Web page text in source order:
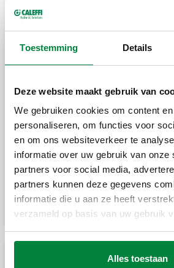
Toestemming Details
Deze website maakt gebruik van
We gebruiken cookies om content
personaliseren, om functies voor
en om ons websiteverkeer te
informatie over uw gebruik van onze
partners voor social media,
partners kunnen deze gegevens
informatie die u aan ze heeft
verzameld op basis van uw gebruik
Alles toestaan
Drukverschilregelaar.
Voorinstelbare ventielen